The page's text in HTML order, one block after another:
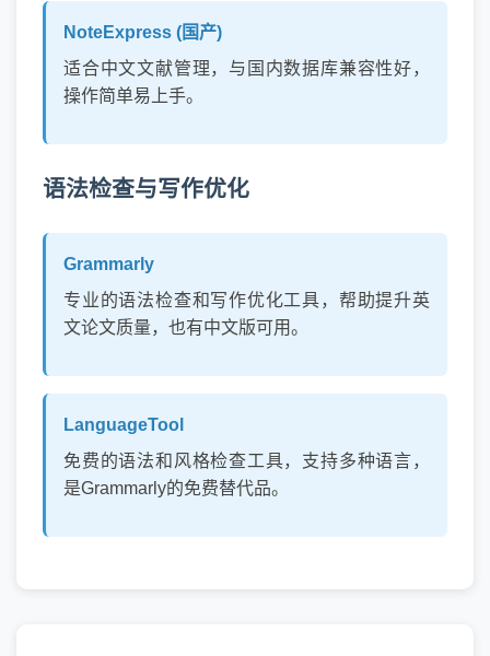
NoteExpress (国产)
适合中文文献管理，与国内数据库兼容性好，
操作简单易上手。
语法检查与写作优化
Grammarly
专业的语法检查和写作优化工具，帮助提升英
文论文质量，也有中文版可用。
LanguageTool
免费的语法和风格检查工具，支持多种语言，
是Grammarly的免费替代品。